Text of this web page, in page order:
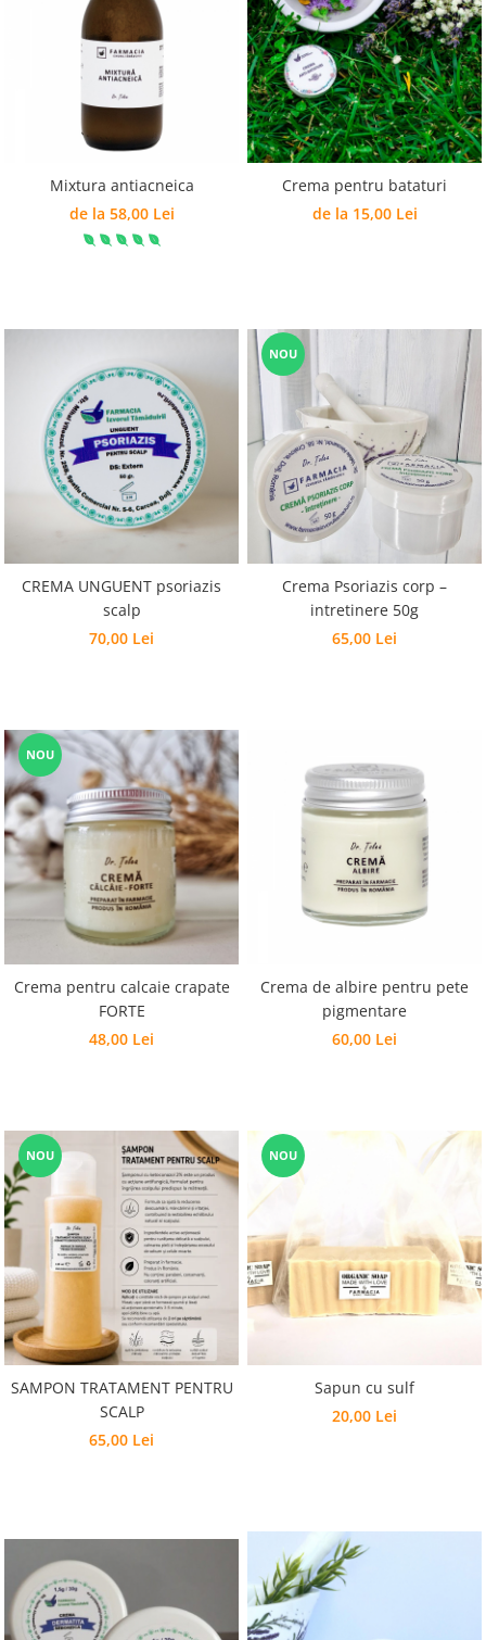
Mixtura antiacneica
de la 58,00 Lei
Crema pentru bataturi
de la 15,00 Lei
CREMA UNGUENT psoriazis
scalp
70,00 Lei
NOU
Crema Psoriazis corp –
intretinere 50g
65,00 Lei
NOU
Crema pentru calcaie crapate
FORTE
48,00 Lei
Crema de albire pentru pete
pigmentare
60,00 Lei
NOU
SAMPON TRATAMENT PENTRU
SCALP
65,00 Lei
NOU
Sapun cu sulf
20,00 Lei